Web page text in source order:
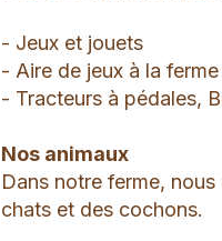
- Jeux et jouets
- Aire de jeux à la ferme
- Tracteurs à pédales,
Nos animaux
Dans notre ferme,
chats et des cochons.